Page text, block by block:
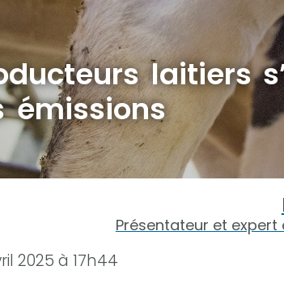
laitiers
émissions
Présentateur et
2025 à 17h44